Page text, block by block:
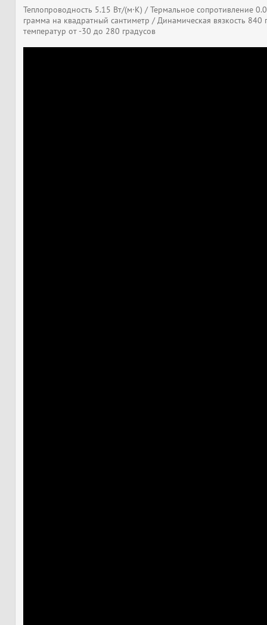
Теплопроводность 5.15 Вт/(м·К) / Термальное сопротивление
грамма на квадратный сантиметр / Динамическая вязкость
температур от -30 до 280 градусов